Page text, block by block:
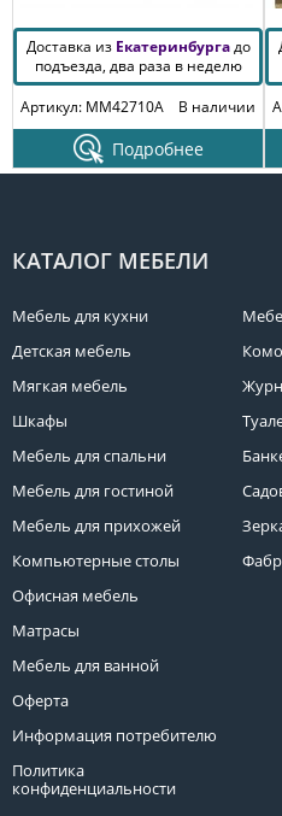
Доставка из Екатеринбургадо
подъезда, два раза в неделю
Артикул: MM42710A
В наличии
Подробнее
КАТАЛОГ МЕБЕЛИ
Мебель для кухни
Детская мебель
Мягкая мебель
Шкафы
Мебель для спальни
Мебель для гостиной
Мебель для прихожей
Компьютерные столы
Офисная мебель
Матрасы
Мебель для ванной
Оферта
Информация потребителю
Политика
конфиденциальности